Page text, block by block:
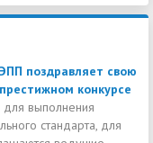
поздравляет свою
конкурсе
выполнения
стандарта, для